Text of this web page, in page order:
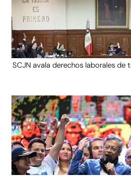
SCJN avala derechos laborales de